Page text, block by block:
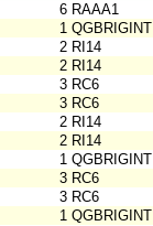
6 RAAA1
1 QGBRIGINT
2 RI14
2 RI14
3 RC6
3 RC6
2 RI14
2 RI14
1 QGBRIGINT
3 RC6
3 RC6
1 QGBRIGINT